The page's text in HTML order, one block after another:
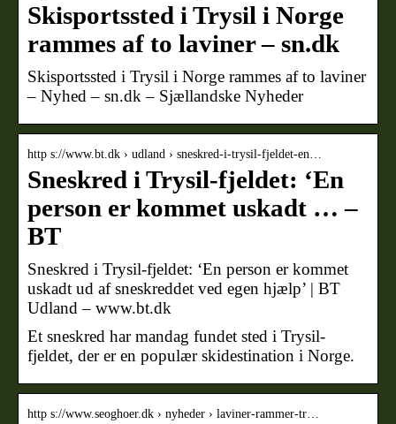
Skisportssted i Trysil i Norge
rammes af to laviner – sn.dk
Skisportssted i Trysil i Norge rammes af to laviner
– Nyhed – sn.dk – Sjællandske Nyheder
http s://www.bt.dk › udland › sneskred-i-trysil-fjeldet-en…
Sneskred i Trysil-fjeldet: ‘En
person er kommet uskadt … –
BT
Sneskred i Trysil-fjeldet: ‘En person er kommet
uskadt ud af sneskreddet ved egen hjælp’ | BT
Udland – www.bt.dk
Et sneskred har mandag fundet sted i Trysil-
fjeldet, der er en populær skidestination i Norge.
http s://www.seoghoer.dk › nyheder › laviner-rammer-tr…